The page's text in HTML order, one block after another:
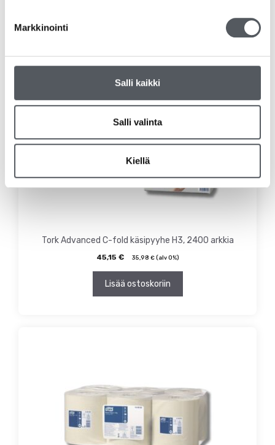
Markkinointi
Salli kaikki
Salli valinta
Kiellä
Tork Advanced C-fold käsipyyhe H3, 2400 arkkia
45,15 € 35,98 €(alv 0%)
Lisää ostoskoriin